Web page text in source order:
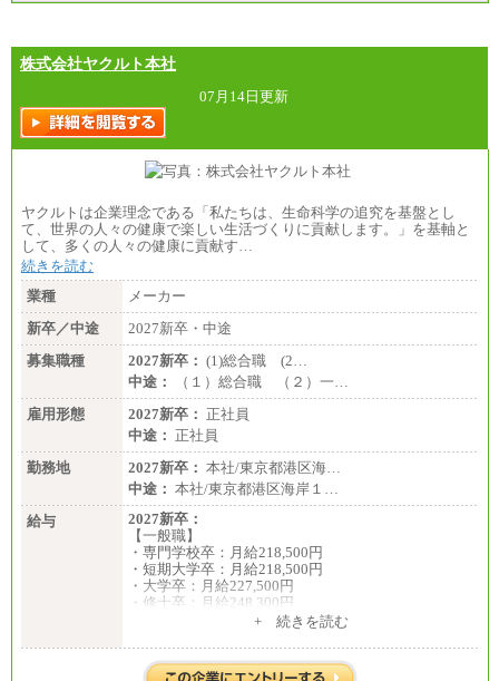
株式会社ヤクルト本社
07月14日更新
ヤクルトは企業理念である「私たちは、生命科学の追究を基盤とし
て、世界の人々の健康で楽しい生活づくりに貢献します。」を基軸と
して、多くの人々の健康に貢献す…
続きを読む
業種
メーカー
新卒／中途
2027新卒・中途
募集職種
2027新卒： (1)総合職 (2…
中途：
（１）総合職 （２）一…
雇用形態
2027新卒： 正社員
中途： 正社員
勤務地
2027新卒： 本社/東京都港区海…
中途： 本社/東京都港区海岸１…
給与
2027新卒：
【一般職】
・専門学校卒：月給218,500円
・短期大学卒：月給218,500円
・大学卒：月給227,500円
・修士卒：月給248,300円
・博士卒：月給257,300円
【総合職】
・大学卒：月給253,500円
+ 続きを読む